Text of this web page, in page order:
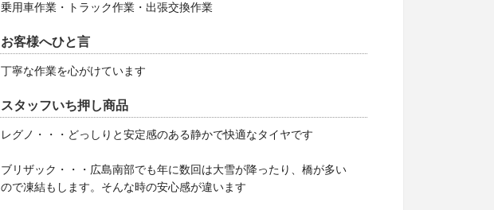
乗用車作業・トラック作業・出張交換作業
お客様へひと言
丁寧な作業を心がけています
スタッフいち押し商品
レグノ・・・どっしりと安定感のある静かで快適なタイヤです
ブリザック・・・広島南部でも年に数回は大雪が降ったり、橋が多い
ので凍結もします。そんな時の安心感が違います